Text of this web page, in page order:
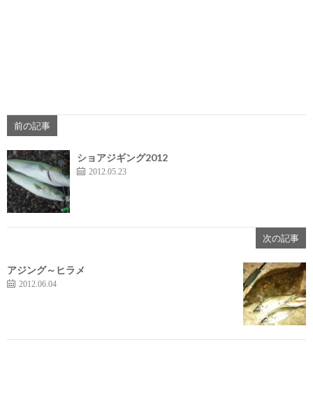
前の記事
ショアジギング2012
2012.05.23
次の記事
アジング～ヒラメ
2012.06.04